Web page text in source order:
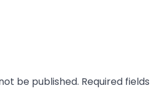
be published. Required fields